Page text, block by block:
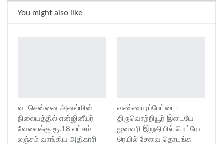
You might also like
வடசென்னை அனல்மின்
நிலையத்தில் என்ஜினீயர்
வேலைக்கு ரூ.18 லட்சம்
லஞ்சம் வாங்கிய அதிகாரி
வண்ணாரப்பேட்டை-
திருவொற்றியூர் இடையே
ஜனவரி இறுதியில் மெட்ரோ
ரெயில் சேவை தொடங்க